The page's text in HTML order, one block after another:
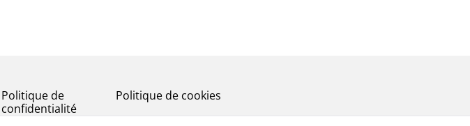
Politique de
confidentialité
Politique de cookies